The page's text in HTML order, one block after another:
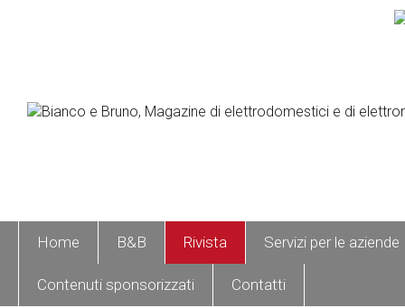
Home B&B Rivista Servizi per le aziende
Contenuti sponsorizzati Contatti